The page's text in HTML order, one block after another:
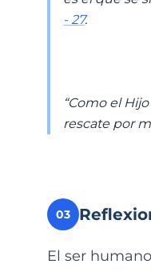
- 27.
“Como el
rescate por
03
El ser